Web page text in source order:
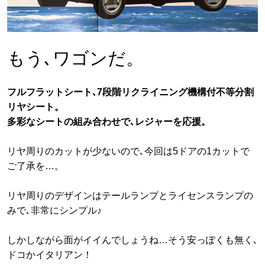
もう､ワゴンだ。
フルフラットシート､7段階リクライニング機構付不等分割
リヤシート。
多彩なシートの組み合わせで､レジャーを応援。
リヤ周りのカットが少ないので､今回は5ドアの1カットで
ご了承を…。
リヤ周りのデザインはテールランプとライセンスランプの
みで､非常にシンプル♪
しかしながら面がイイんでしょうね…そう安っぽくも無く､
ドコかイタリアン！